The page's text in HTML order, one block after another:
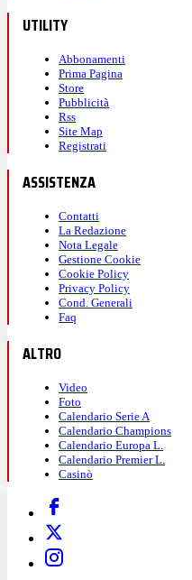
UTILITY
Abbonamenti
Prima Pagina
Store
Pubblicità
Rss
Site Map
Registrati
ASSISTENZA
Contatti
La Redazione
Nota Legale
Gestione Cookie
Cookie Policy
Privacy Policy
Cond. Generali
Faq
ALTRO
Video
Foto
Calendario Serie A
Calendario Champions
Calendario Europa L.
Calendario Premier L.
Casinò